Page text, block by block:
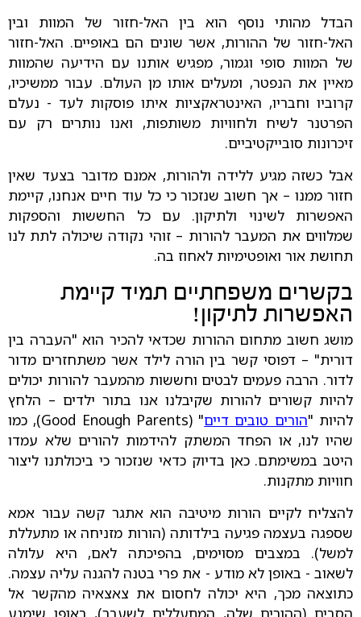
הבדל מהותי נוסף הוא בין האל-חזור של המוות ובין
האל-חזור של ההורות, אשר שונים הם באופיים. האל-חזור
של המוות סופי וגמור, מפגיש אותנו עם הידיעה שהמוות
מאיין את הנפטר, ומעלים אותו מן העולם. עבור ממשיכיו,
קרוביו וחבריו, האינטראקציות איתו פוסקות לעד - נעלם
הפרטנר לשיח ולחוויות משותפות, ואנו נותרים רק עם
זיכרונות סובייקטיביים.
אבל כשזה מגיע ללידה ולהורות, אמנם מדובר בצעד שאין
חזור ממנו – אך חשוב שנזכור כי כל עוד חיים אנחנו, קיימת
האפשרות לשינוי ולתיקון. עם כל החששות והספקות
שמלווים את המעבר להורות – זוהי נקודה שיכולה לתת לנו
תחושת אור ואופטימיות לאחוז בה.
בקשרים משפחתיים תמיד קיימת
האפשרות לתיקון!
מושג חשוב מתחום ההורות שכדאי להכיר הוא "העברה בין
דורית" – דפוסי קשר בין הורה לילד אשר משתחזרים מדור
לדור. הרבה פעמים לבטים וחששות מהמעבר להורות יכולים
להיות קשורים להורות שקיבלנו אנו בתור ילדים – הלחץ
להיות "הורים טובים דיים
" (Good Enough Parents), כמו
שהיו לנו, או הפחד המשתק להידמות להורים שלא עמדו
היטב במשימתם. כאן בדיוק כדאי שנזכור כי ביכולתנו ליצור
חוויות מתקנות.
להצליח לקיים הורות מיטיבה הוא אתגר קשה עבור אמא
שספגה בעצמה פגיעה בילדותה (הורות מזניחה או מתעללת
למשל). במצבים מסוימים, בהפיכתה לאם, היא עלולה
לשאוב - באופן לא מודע - את פרי בטנה להגנה עליה עצמה.
כתוצאה מכך, היא יכולה לחסום את צאצאיה מהקשר אל
הסבים (ההורים שלה, המתעללים לשעבר), באופן שימנע